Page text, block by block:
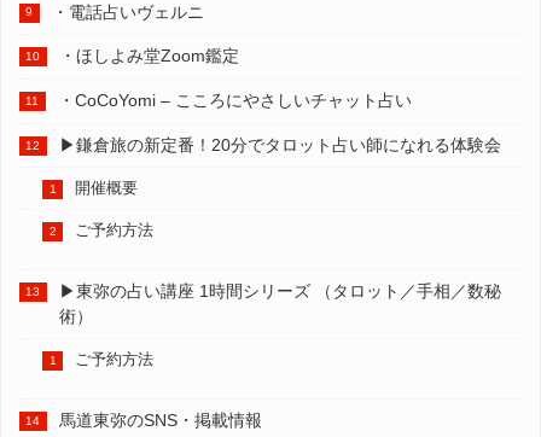
・電話占いヴェルニ
・ほしよみ堂Zoom鑑定
・CoCoYomi – こころにやさしいチャット占い
▶︎鎌倉旅の新定番！20分でタロット占い師になれる体験会
開催概要
ご予約方法
▶︎東弥の占い講座 1時間シリーズ （タロット／手相／数秘
術）
ご予約方法
馬道東弥のSNS・掲載情報